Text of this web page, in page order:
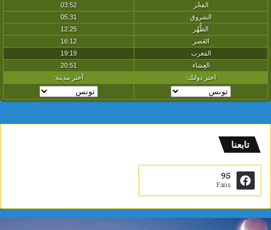
تابعنا
95
Fans
ياسمين